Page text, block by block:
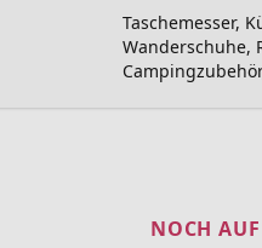
Taschemesser,
Wanderschuhe,
NOCH